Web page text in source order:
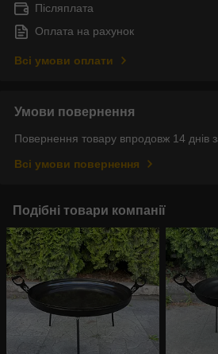
Післяплата
Оплата на рахунок
Всі умови оплати
Умови повернення
Повернення товару впродовж 14 днів
Всі умови повернення
Подібні товари компанії